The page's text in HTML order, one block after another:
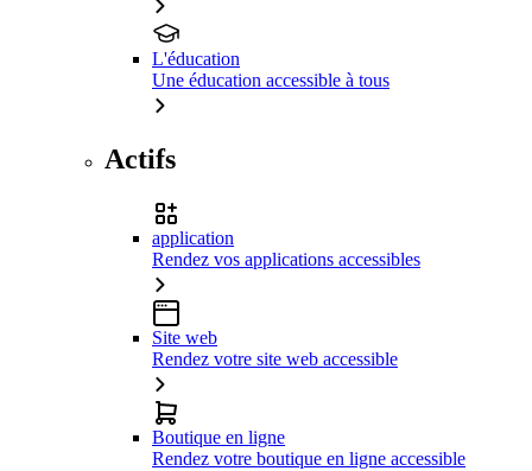
L'éducation
Une éducation accessible à tous
Actifs
application
Rendez vos applications accessibles
Site web
Rendez votre site web accessible
Boutique en ligne
Rendez votre boutique en ligne accessible